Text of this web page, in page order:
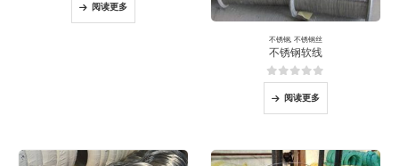
阅读更多
不锈钢, 不锈钢丝
不锈钢软线
05分
阅读更多